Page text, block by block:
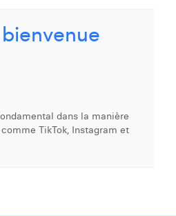
dans la manière
TikTok, Instagram et